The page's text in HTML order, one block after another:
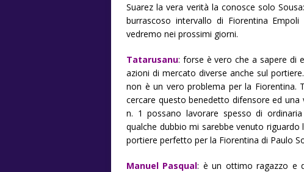
Suarez la vera verità la conosce solo
burrascoso intervallo di Fiorentina
vedremo nei prossimi giorni.
Tatarusanu: forse è vero che a sapere di
azioni di mercato diverse anche sul
non è un vero problema per la Fiorentina.
cercare questo benedetto difensore ed
n. 1 possano lavorare spesso di
qualche dubbio mi sarebbe venuto
portiere perfetto per la Fiorentina di Paulo
Manuel Pasqual: è un ottimo ragazzo e